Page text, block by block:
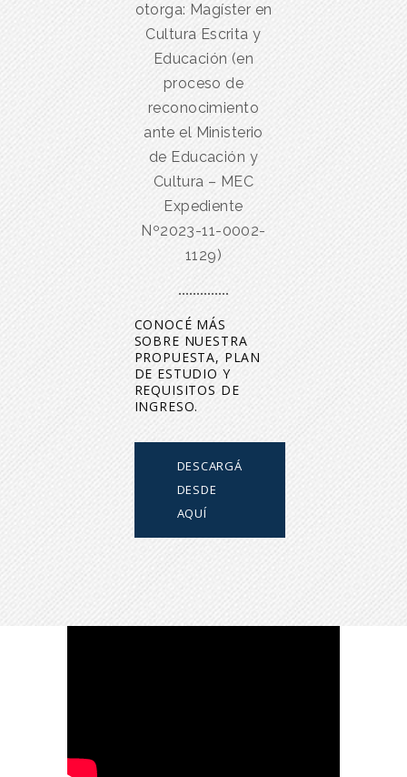
otorga: Magíster en
Cultura Escrita y
Educación (en
proceso de
reconocimiento
ante el Ministerio
de Educación y
Cultura – MEC
Expediente
Nº2023-11-0002-
1129)
CONOCÉ MÁS
SOBRE NUESTRA
PROPUESTA, PLAN
DE ESTUDIO Y
REQUISITOS DE
INGRESO.
DESCARGÁ
DESDE
AQUÍ